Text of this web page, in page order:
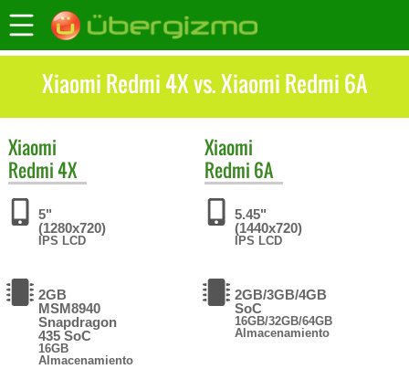
Xiaomi Redmi 4X vs. Xiaomi Redmi 6A
Xiaomi
Redmi 4X
5"
(1280x720)
IPS LCD
2GB
MSM8940
Snapdragon
435 SoC
16GB
Almacenamiento
Xiaomi
Redmi 6A
5.45"
(1440x720)
IPS LCD
2GB/3GB/4GB
SoC
16GB/32GB/64GB
Almacenamiento